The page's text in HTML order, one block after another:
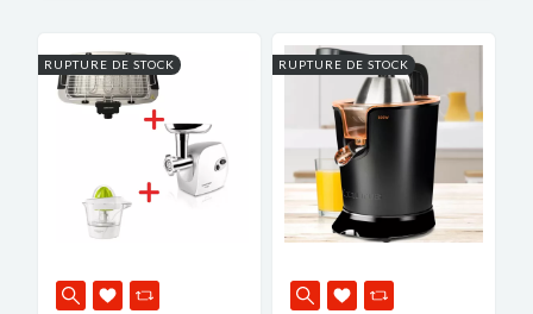
RUPTURE DE STOCK RUPTURE DE STOCK